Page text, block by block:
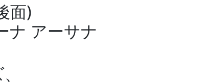
面)
ナ アーサナ